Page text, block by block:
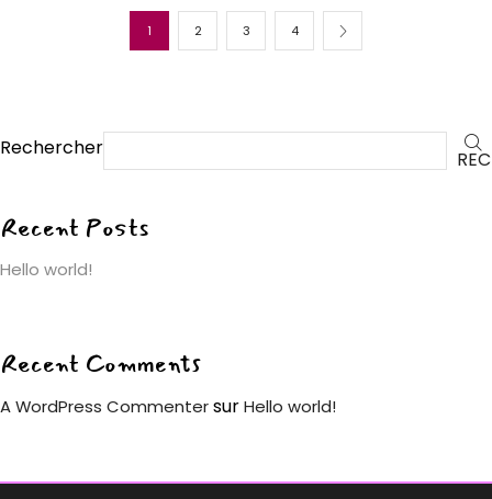
1 2 3 4
Rechercher
Recent Posts
Hello world!
Recent Comments
A WordPress CommentersurHello world!